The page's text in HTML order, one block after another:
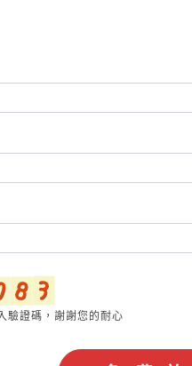
驗證碼，謝謝您的耐心